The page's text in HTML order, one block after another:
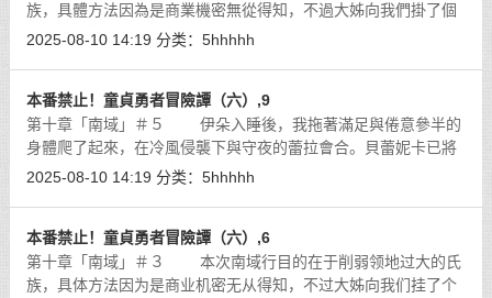
族，具體方法因為是商業機密無從得知，不過大姊向我們掛了個
超大的保證，那就是貝蕾妮卡一人便足以平定兩大氏族。所以說
2025-08-10 14:19 分类： 5hhhhh
本番禁止！童貞勇者冒險譚（六）,9
第十章「南域」＃５ 伊朵入睡後，我拖著滿足與倦意參半的
身體爬了起來，在冷風侵襲下與守夜的蕾拉會合。貝蕾妮卡已將
南域的氏族據點……應該說是巢穴……全數毀滅，這邊短期內也
2025-08-10 14:19 分类： 5hhhhh
本番禁止！童貞勇者冒險譚（六）,6
第十章「南域」＃３ 本次南域行目的在于削弱领地过大的氏
族，具体方法因为是商业机密无从得知，不过大姊向我们挂了个